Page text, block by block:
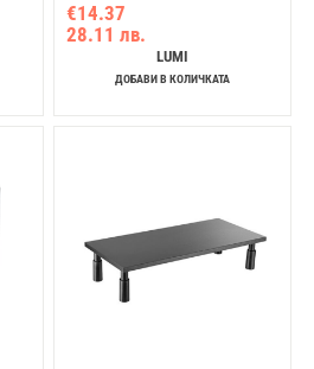
€14.37
28.11 лв.
LUMI
ДОБАВИ В КОЛИЧКАТА